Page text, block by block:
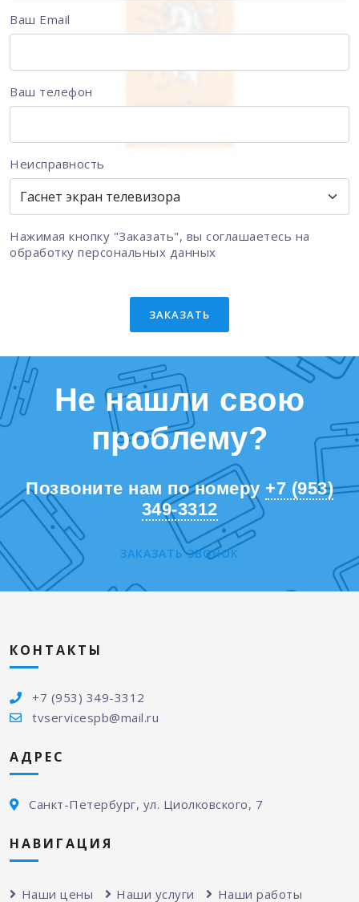
Ваш Email
Ваш телефон
Неисправность
Нажимая кнопку "Заказать", вы соглашаетесь на
обработку персональных данных
ЗАКАЗАТЬ
Не нашли свою
проблему?
Позвоните нам по номеру +7 (953)
349-3312
ЗАКАЗАТЬ ЗВОНОК
КОНТАКТЫ
+7 (953) 349-3312
tvservicespb@mail.ru
АДРЕС
Санкт-Петербург, ул. Циолковского, 7
НАВИГАЦИЯ
Наши цены Наши услуги Наши работы